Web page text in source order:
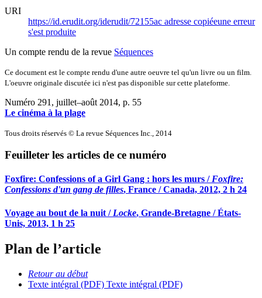
URI
https://id.erudit.org/iderudit/72155ac adresse copiéeune erreur
s'est produite
Un compte rendu de la revue Séquences
Ce document est le compte rendu d'une autre oeuvre tel qu'un livre ou un film.
L'oeuvre originale discutée ici n'est pas disponible sur cette plateforme.
Numéro 291, juillet–août 2014, p. 55
Le cinéma à la plage
Tous droits réservés © La revue Séquences Inc., 2014
Feuilleter les articles de ce numéro
Foxfire: Confessions of a Girl Gang : hors les murs /Foxfire:
Confessions d'un gang de filles, France / Canada, 2012, 2 h 24
Voyage au bout de la nuit / Locke, Grande-Bretagne / États-
Unis, 2013, 1 h 25
Plan de l’article
Retour au début
Texte intégral (PDF) Texte intégral (PDF)